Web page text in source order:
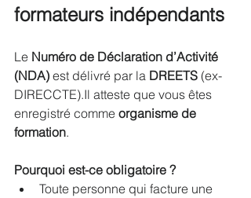
formateurs indépendants
Le Numéro de Déclaration d’Activité
(NDA) est délivré par la DREETS (ex-
DIRECCTE).Il atteste que vous êtes
enregistré comme organisme de
formation.
Pourquoi est-ce obligatoire ?
Toute personne qui facture une